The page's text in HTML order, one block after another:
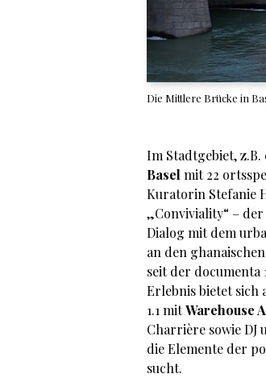
Die Mittlere Brücke in
Im Stadtgebiet,
Basel mit 22
Kuratorin Stefanie
„Conviviality“ –
Dialog mit dem
an den
seit der documenta
Erlebnis bietet sich
1.1 mitWarehouse
Charrière sowie DJ
die Elemente der
sucht.